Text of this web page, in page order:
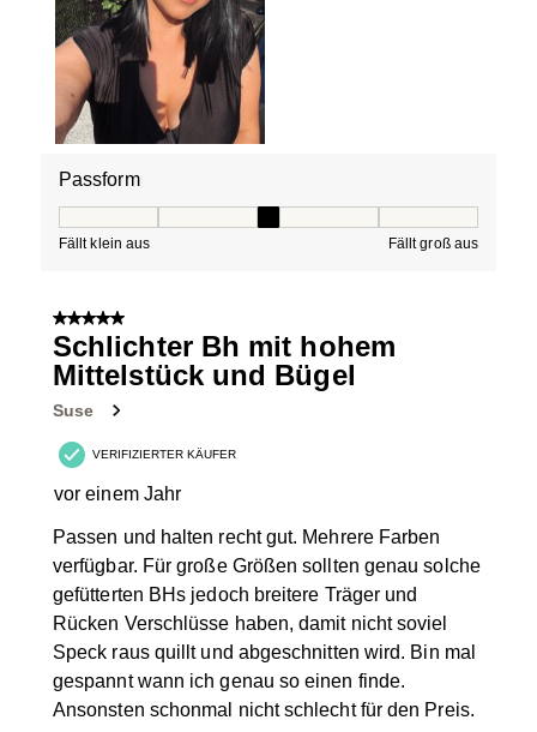
Passform
Fällt klein aus Fällt groß aus
5 von 5 Sternen.
Schlichter Bh mit hohem
Mittelstück und Bügel
Suse
VERIFIZIERTER KÄUFER
vor einem Jahr
Passen und halten recht gut. Mehrere Farben
verfügbar. Für große Größen sollten genau solche
gefütterten BHs jedoch breitere Träger und
Rücken Verschlüsse haben, damit nicht soviel
Speck raus quillt und abgeschnitten wird. Bin mal
gespannt wann ich genau so einen finde.
Ansonsten schonmal nicht schlecht für den Preis.